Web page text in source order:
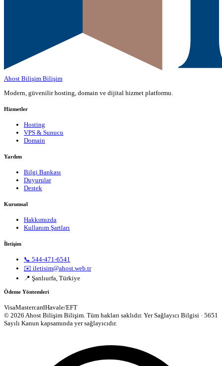
Ahost Bilişim Bilişim
Modern, güvenilir hosting, domain ve dijital hizmet platformu.
Hizmetler
Hosting
VPS & Sunucu
Domain
Yardım
Bilgi Bankası
Duyurular
Destek
Kurumsal
Hakkımızda
Kullanım Şartları
İletişim
📞 544-471-6541
✉️ iletisim@ahost.web.tr
📍 Şanlıurfa, Türkiye
Ödeme Yöntemleri
VisaMastercardHavale/EFT
© 2026 Ahost Bilişim Bilişim. Tüm hakları saklıdır. Yer Sağlayıcı Bilgisi · 5651
Sayılı Kanun kapsamında yer sağlayıcıdır.